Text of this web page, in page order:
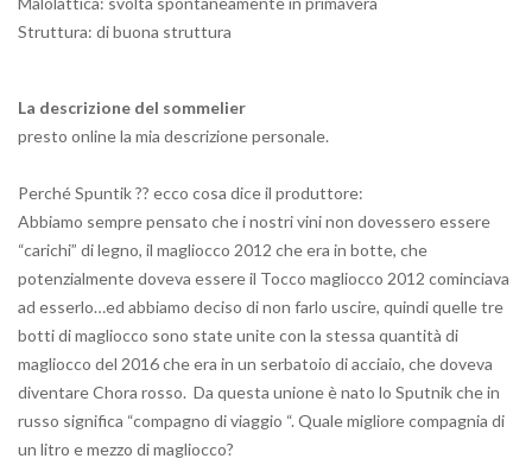
Struttura: di buona struttura
La descrizione del sommelier
presto online la mia descrizione personale.
Perché Spuntik ?? ecco cosa dice il produttore:
Abbiamo sempre pensato che i nostri vini non dovessero essere
“carichi” di legno, il magliocco 2012 che era in botte, che
potenzialmente doveva essere il Tocco magliocco 2012 cominciava
ad esserlo…ed abbiamo deciso di non farlo uscire, quindi quelle tre
botti di magliocco sono state unite con la stessa quantità di
magliocco del 2016 che era in un serbatoio di acciaio, che doveva
diventare Chora rosso. Da questa unione è nato lo Sputnik che in
russo significa “compagno di viaggio “. Quale migliore compagnia di
un litro e mezzo di magliocco?